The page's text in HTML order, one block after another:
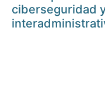
ciberseguridad